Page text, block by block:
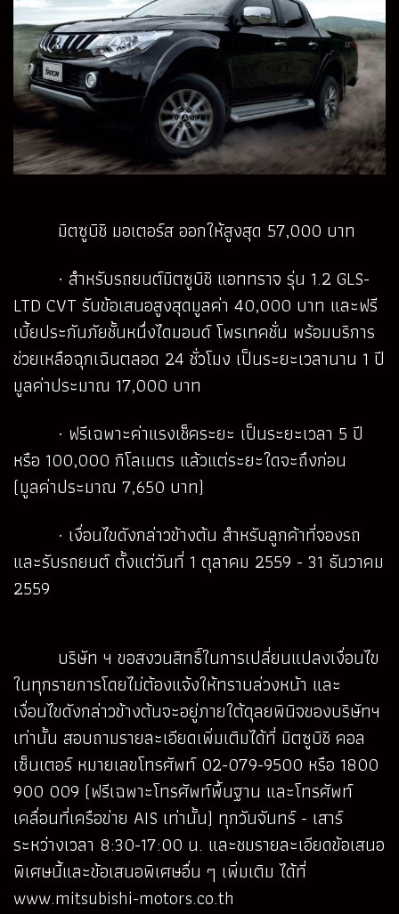
มิตซูบิชิ มอเตอร์ส ออกให้สูงสุด 57,000 บาท
· สำหรับรถยนต์มิตซูบิชิ แอททราจ รุ่น 1.2 GLS-
LTD CVT รับข้อเสนอสูงสุดมูลค่า 40,000 บาท และฟรี
เบี้ยประกันภัยชั้นหนึ่งไดมอนด์ โพรเทคชั่น พร้อมบริการ
ช่วยเหลือฉุกเฉินตลอด 24 ชั่วโมง เป็นระยะเวลานาน 1 ปี
มูลค่าประมาณ 17,000 บาท
· ฟรีเฉพาะค่าแรงเช็คระยะ เป็นระยะเวลา 5 ปี
หรือ 100,000 กิโลเมตร แล้วแต่ระยะใดจะถึงก่อน
(มูลค่าประมาณ 7,650 บาท)
· เงื่อนไขดังกล่าวข้างต้น สำหรับลูกค้าที่จองรถ
และรับรถยนต์ ตั้งแต่วันที่ 1 ตุลาคม 2559 - 31 ธันวาคม
2559
บริษัท ฯ ขอสงวนสิทธิ์ในการเปลี่ยนแปลงเงื่อนไข
ในทุกรายการโดยไม่ต้องแจ้งให้ทราบล่วงหน้า และ
เงื่อนไขดังกล่าวข้างต้นจะอยู่ภายใต้ดุลยพินิจของบริษัทฯ
เท่านั้น สอบถามรายละเอียดเพิ่มเติมได้ที่ มิตซูบิชิ คอล
เซ็นเตอร์ หมายเลขโทรศัพท์ 02-079-9500 หรือ 1800
900 009 (ฟรีเฉพาะโทรศัพท์พื้นฐาน และโทรศัพท์
เคลื่อนที่เครือข่าย AIS เท่านั้น) ทุกวันจันทร์ - เสาร์
ระหว่างเวลา 8:30-17:00 น. และชมรายละเอียดข้อเสนอ
พิเศษนี้และข้อเสนอพิเศษอื่น ๆ เพิ่มเติม ได้ที่
www.mitsubishi-motors.co.th